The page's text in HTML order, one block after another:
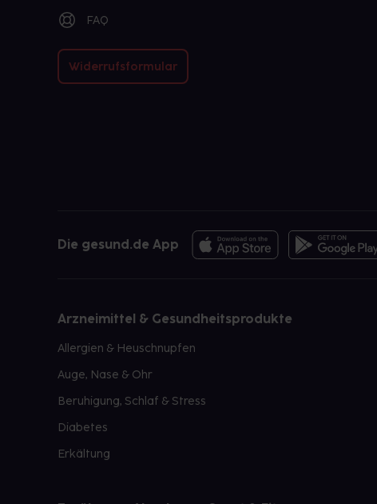
FAQ
Widerrufsformular
Die gesund.de App
Arzneimittel & Gesundheitsprodukte
Allergien & Heuschnupfen
Auge, Nase & Ohr
Beruhigung, Schlaf & Stress
Diabetes
Erkältung